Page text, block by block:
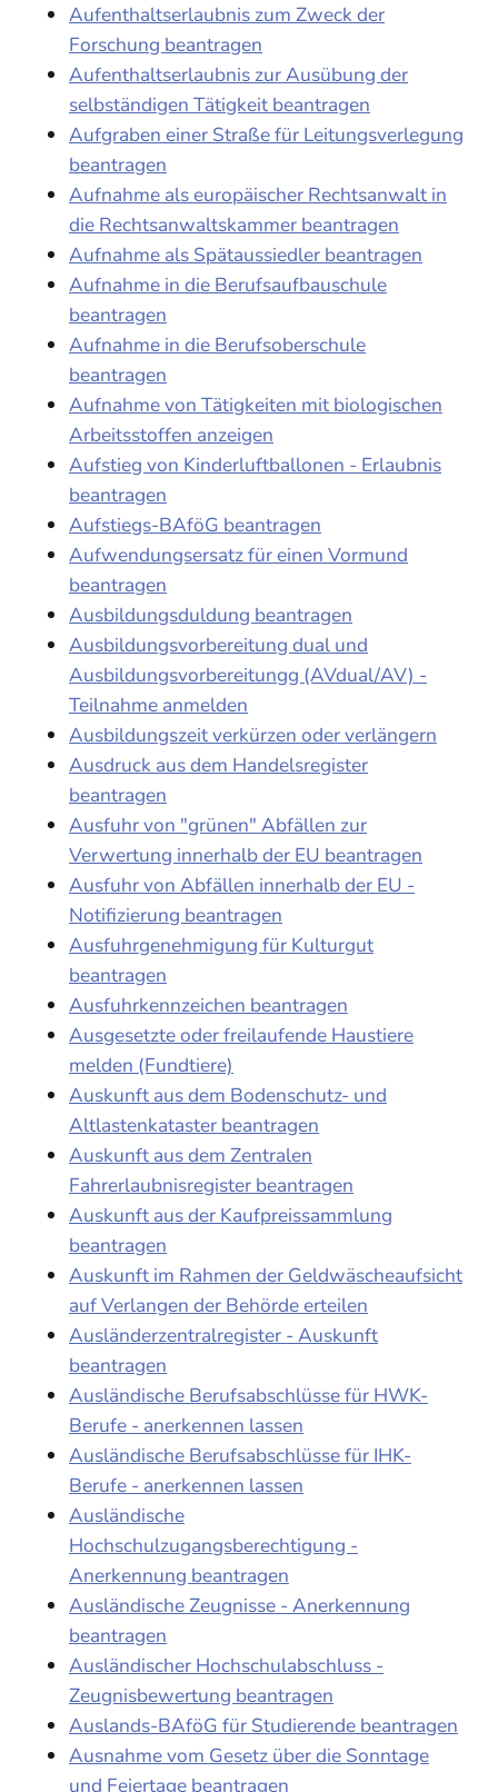
Aufenthaltserlaubnis zum Zweck der
Forschung beantragen
Aufenthaltserlaubnis zur Ausübung der
selbständigen Tätigkeit beantragen
Aufgraben einer Straße für Leitungsverlegung
beantragen
Aufnahme als europäischer Rechtsanwalt in
die Rechtsanwaltskammer beantragen
Aufnahme als Spätaussiedler beantragen
Aufnahme in die Berufsaufbauschule
beantragen
Aufnahme in die Berufsoberschule
beantragen
Aufnahme von Tätigkeiten mit biologischen
Arbeitsstoffen anzeigen
Aufstieg von Kinderluftballonen - Erlaubnis
beantragen
Aufstiegs-BAföG beantragen
Aufwendungsersatz für einen Vormund
beantragen
Ausbildungsduldung beantragen
Ausbildungsvorbereitung dual und
Ausbildungsvorbereitungg (AVdual/AV) -
Teilnahme anmelden
Ausbildungszeit verkürzen oder verlängern
Ausdruck aus dem Handelsregister
beantragen
Ausfuhr von "grünen" Abfällen zur
Verwertung innerhalb der EU beantragen
Ausfuhr von Abfällen innerhalb der EU -
Notifizierung beantragen
Ausfuhrgenehmigung für Kulturgut
beantragen
Ausfuhrkennzeichen beantragen
Ausgesetzte oder freilaufende Haustiere
melden (Fundtiere)
Auskunft aus dem Bodenschutz- und
Altlastenkataster beantragen
Auskunft aus dem Zentralen
Fahrerlaubnisregister beantragen
Auskunft aus der Kaufpreissammlung
beantragen
Auskunft im Rahmen der Geldwäscheaufsicht
auf Verlangen der Behörde erteilen
Ausländerzentralregister - Auskunft
beantragen
Ausländische Berufsabschlüsse für HWK-
Berufe - anerkennen lassen
Ausländische Berufsabschlüsse für IHK-
Berufe - anerkennen lassen
Ausländische
Hochschulzugangsberechtigung -
Anerkennung beantragen
Ausländische Zeugnisse - Anerkennung
beantragen
Ausländischer Hochschulabschluss -
Zeugnisbewertung beantragen
Auslands-BAföG für Studierende beantragen
Ausnahme vom Gesetz über die Sonntage
und Feiertage beantragen